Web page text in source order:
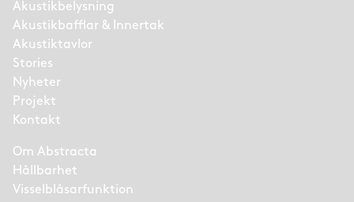
Akustikbelysning
Akustikbafflar & Innertak
Akustiktavlor
Stories
Nyheter
Projekt
Kontakt
Om Abstracta
Hållbarhet
Visselblåsarfunktion